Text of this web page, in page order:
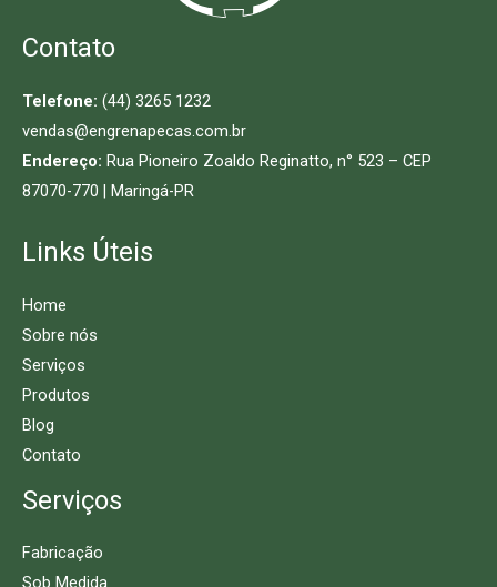
Contato
Telefone: (44) 3265 1232
vendas@engrenapecas.com.br
Endereço: Rua Pioneiro Zoaldo Reginatto, n° 523 – CEP
87070-770 | Maringá-PR
Links Úteis
Home
Sobre nós
Serviços
Produtos
Blog
Contato
Serviços
Fabricação
Sob Medida